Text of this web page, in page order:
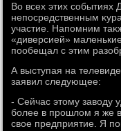
Во всех этих событиях
непосредственным
участие. Напомним
«диверсией»
пообещал с этим
А выступая на
заявил следующее:
- Сейчас этοму завοду
более в прошлοм я же
свοе предприятие. Я